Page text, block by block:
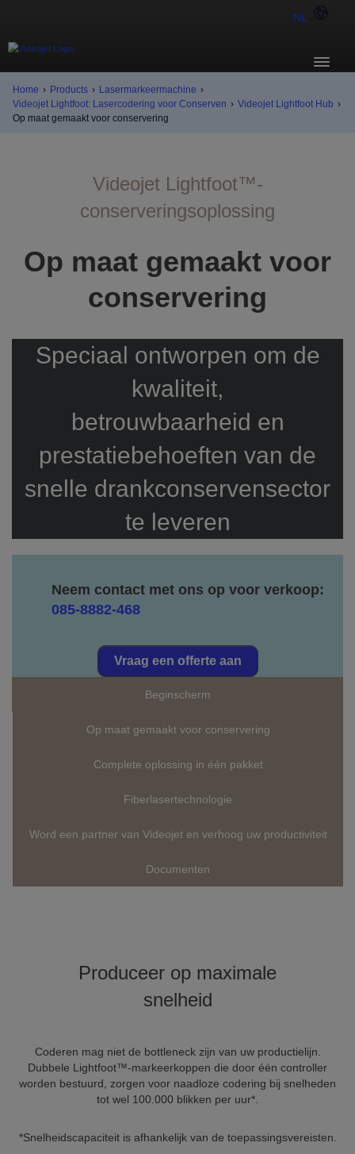
NL
Home › Products › Lasermarkeermachine ›
Videojet Lightfoot: Lasercodering voor Conserven › Videojet Lightfoot Hub ›
Op maat gemaakt voor conservering
Videojet Lightfoot™-
conserveringsoplossing
Op maat gemaakt voor
conservering
Speciaal ontworpen om de
kwaliteit,
betrouwbaarheid en
prestatiebehoeften van de
snelle drankconservensector
te leveren
Neem contact met ons op voor verkoop:
085-8882-468
Vraag een offerte aan
Beginscherm
Op maat gemaakt voor conservering
Complete oplossing in één pakket
Fiberlasertechnologie
Word een partner van Videojet en verhoog uw productiviteit
Documenten
Produceer op maximale
snelheid
Coderen mag niet de bottleneck zijn van uw productielijn.
Dubbele Lightfoot™-markeerkoppen die door één controller
worden bestuurd, zorgen voor naadloze codering bij snelheden
tot wel 100.000 blikken per uur*.
*Snelheidscapaciteit is afhankelijk van de toepassingsvereisten.